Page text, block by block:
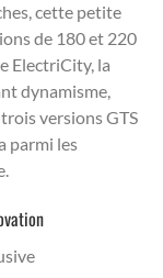
cette petite
de 180 et 220
ElectriCity, la
dynamisme,
versions GTS
parmi les